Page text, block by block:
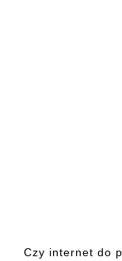
Czy internet do